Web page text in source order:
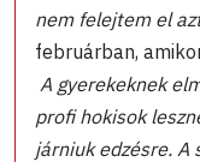
nem felejtem el
februárban,
A gyerekeknek
profi hokisok
járniuk edzésre. A